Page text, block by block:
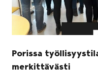
Porissa
merkittävästi